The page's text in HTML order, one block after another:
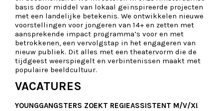
basis door middel van lokaal geïnspireerde projecten
met een landelijke betekenis. We ontwikkelen nieuwe
voorstellingen voor jongeren van 14+ en zetten met
aansprekende impact programma’s voor en met
betrokkenen, een vervolgstap in het engageren van
nieuw publiek. Dit alles met een theatervorm die de
tijdgeest weerspiegelt en verbintenissen maakt met
populaire beeldcultuur.
VACATURES
YOUNGGANGSTERS ZOEKT REGIEASSISTENT M/V/X!